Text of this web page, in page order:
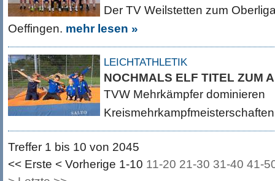
Der TV Weilstetten zum
Oeffingen. mehr lesen »
LEICHTATHLETIK
NOCHMALS ELF TITEL ZUM
TVW Mehrkämpfer dominieren
Treffer 1 bis 10 von 2045
<< Erste < Vorherige 1-10 11-20 21-30 31-40 41-